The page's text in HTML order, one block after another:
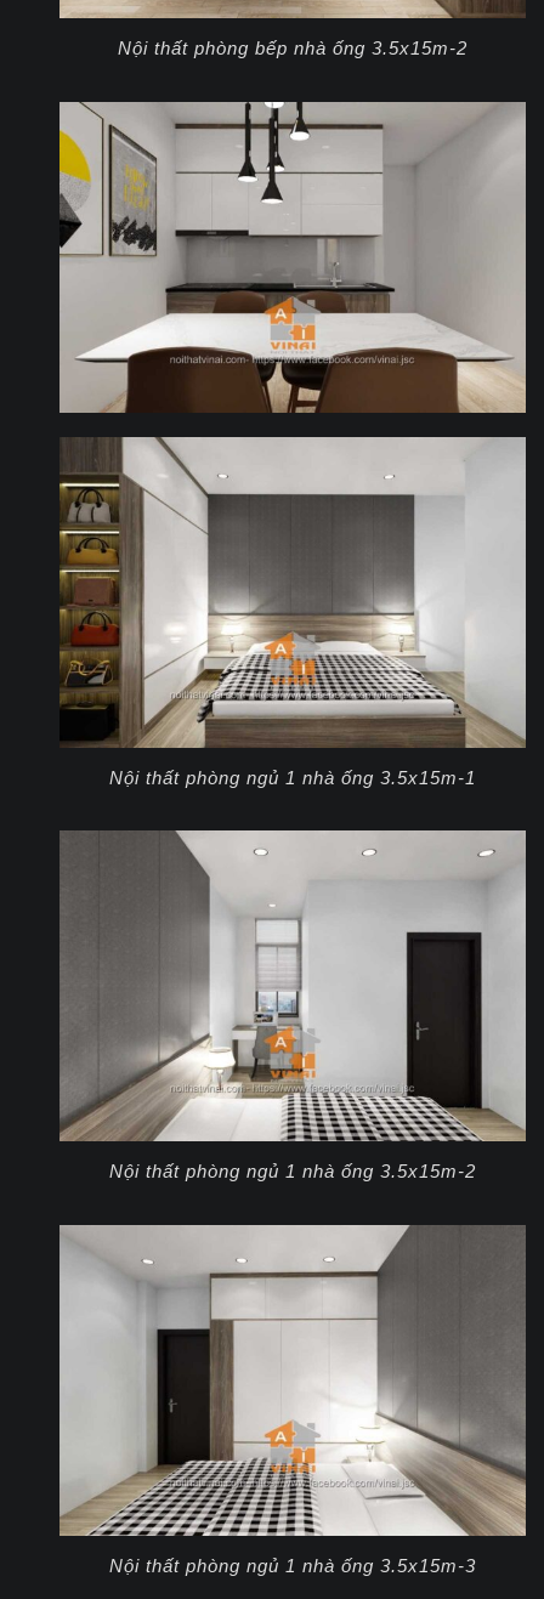
Nội thất phòng bếp nhà ống 3.5x15m-2
Nội thất phòng ngủ 1 nhà ống 3.5x15m-1
Nội thất phòng ngủ 1 nhà ống 3.5x15m-2
Nội thất phòng ngủ 1 nhà ống 3.5x15m-3